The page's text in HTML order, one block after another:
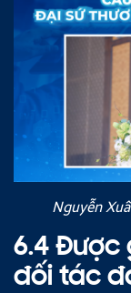
Nguyễn
6.4 Được
đối tác